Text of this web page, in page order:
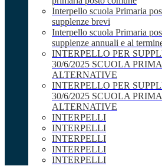
Interpello scuola Primaria
supplenze brevi
Interpello scuola Primaria
supplenze annuali e al
INTERPELLO PER
30/6/2025 SCUOLA
ALTERNATIVE
INTERPELLO PER
30/6/2025 SCUOLA
ALTERNATIVE
INTERPELLI
INTERPELLI
INTERPELLI
INTERPELLI
INTERPELLI